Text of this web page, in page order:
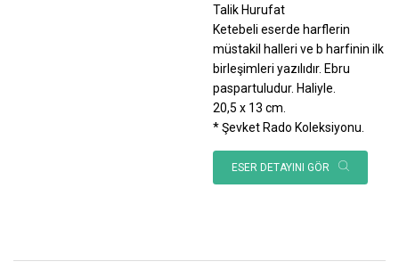
Talik Hurufat
Ketebeli eserde harflerin
müstakil halleri ve b harfinin ilk
birleşimleri yazılıdır. Ebru
paspartuludur. Haliyle.
20,5 x 13 cm.
* Şevket Rado Koleksiyonu.
ESER DETAYINI GÖR